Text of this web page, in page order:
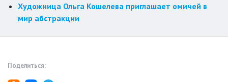
Художница Ольга Кошелева приглашает омичей в
мир абстракции
Поделиться: